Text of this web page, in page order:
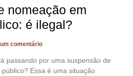
nomeação em
é ilegal?
comentário
passando por uma suspensão de
Essa é uma situação